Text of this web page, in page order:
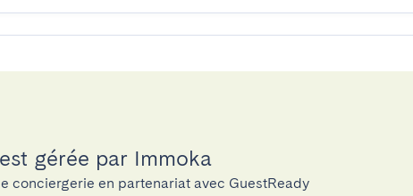
gérée par Immoka
conciergerie en partenariat avec GuestReady